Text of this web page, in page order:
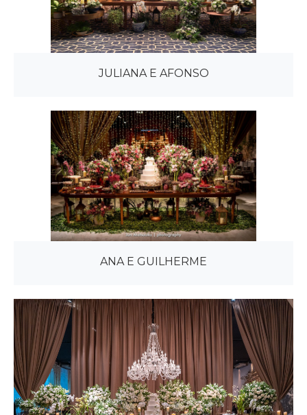
JULIANA E AFONSO
ANA E GUILHERME